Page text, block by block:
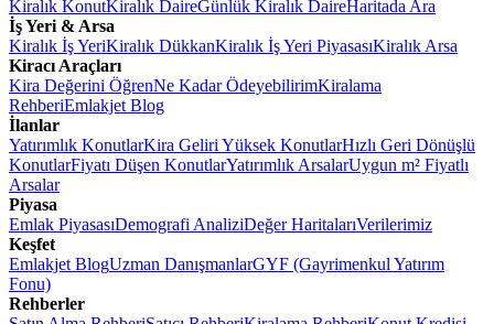
Kiralık KonutKiralık DaireGünlük Kiralık DaireHaritada Ara
İş Yeri & Arsa
Kiralık İş YeriKiralık DükkanKiralık İş Yeri PiyasasıKiralık Arsa
Kiracı Araçları
Kira Değerini ÖğrenNe Kadar ÖdeyebilirimKiralama
RehberiEmlakjet Blog
İlanlar
Yatırımlık KonutlarKira Geliri Yüksek KonutlarHızlı Geri Dönüşlü
KonutlarFiyatı Düşen KonutlarYatırımlık ArsalarUygun m² Fiyatlı
Arsalar
Piyasa
Emlak PiyasasıDemografi AnaliziDeğer HaritalarıVerilerimiz
Keşfet
Emlakjet BlogUzman DanışmanlarGYF (Gayrimenkul Yatırım
Fonu)
Rehberler